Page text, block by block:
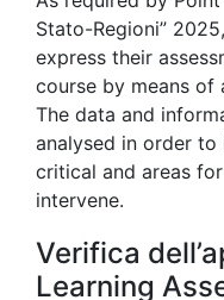
Stato-Regioni”
express their
course by means of
The data and
analysed in order to
critical and areas
intervene.
Verifica
Learning